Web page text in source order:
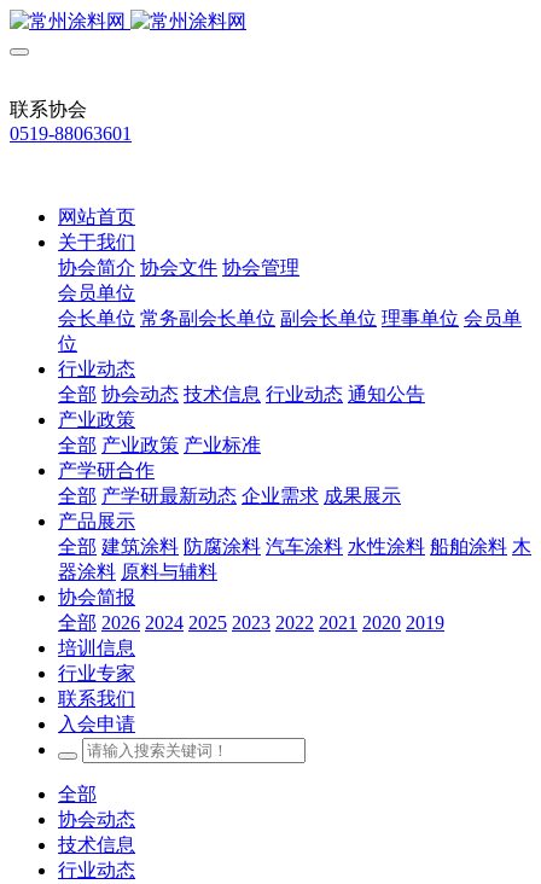
联系协会
0519-88063601
网站首页
关于我们
协会简介 协会文件 协会管理
会员单位
会长单位 常务副会长单位 副会长单位 理事单位 会员单
位
行业动态
全部 协会动态 技术信息 行业动态 通知公告
产业政策
全部 产业政策 产业标准
产学研合作
全部 产学研最新动态 企业需求 成果展示
产品展示
全部 建筑涂料 防腐涂料 汽车涂料 水性涂料 船舶涂料 木
器涂料 原料与辅料
协会简报
全部 2026 2024 2025 2023 2022 2021 2020 2019
培训信息
行业专家
联系我们
入会申请
全部
协会动态
技术信息
行业动态